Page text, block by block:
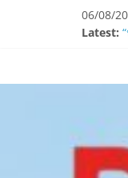
06/08/
Latest:
ข่าว
ครบ